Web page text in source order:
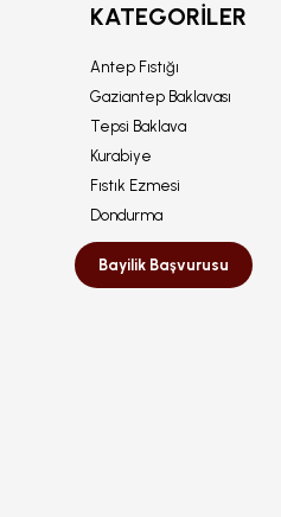
KATEGORILER
Antep Fıstığı
Gaziantep Baklavası
Tepsi Baklava
Kurabiye
Fıstık Ezmesi
Dondurma
Bayilik Başvurusu